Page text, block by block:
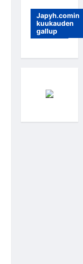
Japyh.comin
kuukauden
gallup